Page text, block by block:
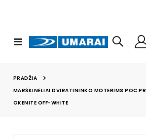
Toggle
Nav
PRADŽIA
MARŠKINĖLIAI DVIRATININKO MOTERIMS POC
OKENITE OFF-WHITE